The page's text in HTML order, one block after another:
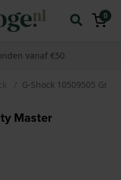
0
vanaf €50
G-Shock 10509505
Master